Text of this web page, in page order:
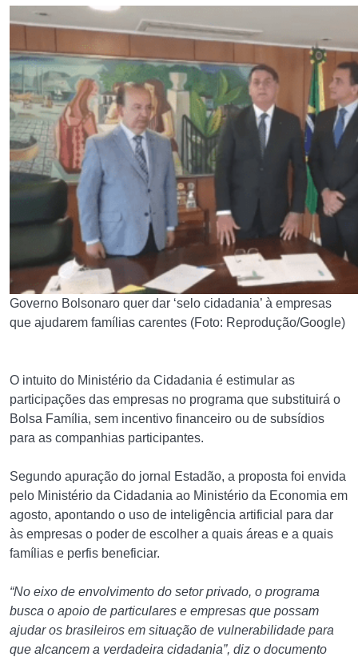
Governo Bolsonaro quer dar ‘selo cidadania’ à empresas
que ajudarem famílias carentes (Foto: Reprodução/Google)
O intuito do Ministério da Cidadania é estimular as
participações das empresas no programa que substituirá o
Bolsa Família, sem incentivo financeiro ou de subsídios
para as companhias participantes.
Segundo apuração do jornal Estadão, a proposta foi envida
pelo Ministério da Cidadania ao Ministério da Economia em
agosto, apontando o uso de inteligência artificial para dar
às empresas o poder de escolher a quais áreas e a quais
famílias e perfis beneficiar.
“No eixo de envolvimento do setor privado, o programa
busca o apoio de particulares e empresas que possam
ajudar os brasileiros em situação de vulnerabilidade para
que alcancem a verdadeira cidadania”, diz o documento